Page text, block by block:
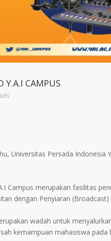
Y.A.I CAMPUS
Universitas Persada Indonesia
Campus merupakan fasilitas
dengan Penyiaran
wadah untuk
kemampuan mahasiswa